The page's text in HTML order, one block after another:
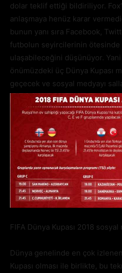
dolar teklif ettiği bildiriliyor.
anlaşmaya henüz karar
bunun yanı sıra Facebook,
futbolun seyircilerinin ötesinde
ulaşabileceğini düşünüyor.
önümüzdeki üç Dünya Kupası
geçecek ve sosyal medyayı
FIFA Dünya Kupası 2018 sosyal
Dünya genelinde en çok
Kupası olması ile birlikte, bu